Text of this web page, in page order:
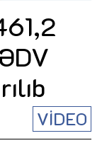
VİDEO